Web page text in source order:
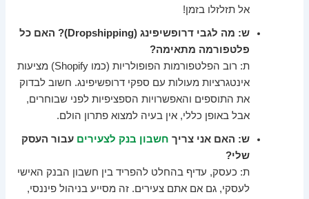
אל תזלזלו בזמן!
ש: מה לגבי דרופשיפינג (Dropshipping)? האם כל
פלטפורמה מתאימה?
ת: רוב הפלטפורמות הפופולריות (כמו Shopify) מציעות
אינטגרציות מעולות עם ספקי דרופשיפינג. חשוב לבדוק
את התוספים והאפשרויות הספציפיות לפני שבוחרים,
אבל באופן כללי, אין בעיה למצוא פתרון הולם.
ש: האם אני צריך חשבון בנק לצעירים עבור העסק
שלי?
ת: כעסק, עדיף בהחלט להפריד בין חשבון הבנק האישי
לעסקי, גם אם אתם צעירים. זה מסייע בניהול פיננסי,